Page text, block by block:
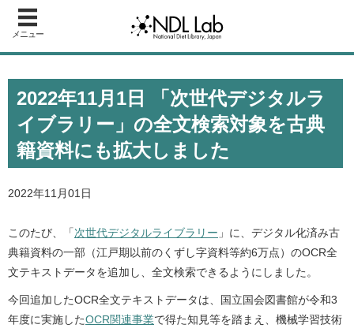
メニュー
2022年11月1日 「次世代デジタルラ
イブラリー」の全文検索対象を古典
籍資料にも拡大しました
2022年11月01日
このたび、「次世代デジタルライブラリー 」に、デジタル化済み古
典籍資料の一部（江戸期以前のくずし字資料等約6万点）のOCR全
文テキストデータを追加し、全文検索できるようにしました。
今回追加したOCR全文テキストデータは、国立国会図書館が令和3
年度に実施したOCR関連事業で得た知見等を踏まえ、機械学習技術